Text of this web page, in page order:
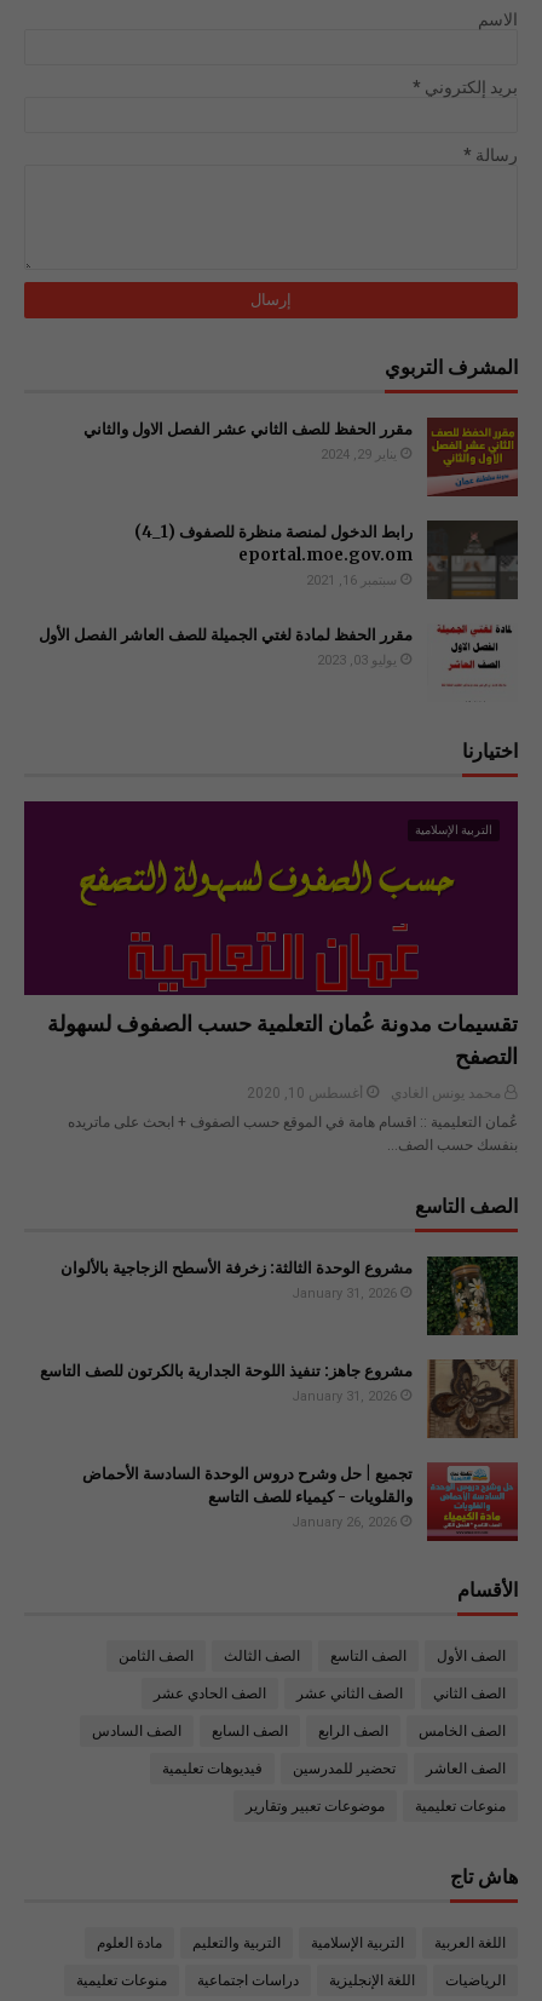
الاسم
بريد إلكتروني *
رسالة *
المشرف التربوي
مقرر الحفظ للصف الثاني عشر الفصل الاول والثاني
يناير 29, 2024
رابط الدخول لمنصة منظرة للصفوف (1_4)
سبتمبر 16, 2021
مقرر الحفظ لمادة لغتي الجميلة للصف العاشر الفصل الأول
يوليو 03, 2023
اختيارنا
التربية الإسلامية
تقسيمات مدونة عُمان التعلمية حسب الصفوف لسهولة
التصفح
محمد يونس الغادي
أغسطس 10, 2020
عُمان التعليمية :: اقسام هامة في الموقع حسب الصفوف + ابحث على ماتريده
بنفسك حسب الصف…
الصف التاسع
مشروع الوحدة الثالثة: زخرفة الأسطح الزجاجية بالألوان
January 31, 2026
مشروع جاهز: تنفيذ اللوحة الجدارية بالكرتون للصف التاسع
January 31, 2026
تجميع | حل وشرح دروس الوحدة السادسة الأحماض
والقلويات - كيمياء للصف التاسع
January 26, 2026
الأقسام
الصف الأول الصف التاسع الصف الثالث الصف الثامن
الصف الثاني الصف الثاني عشر الصف الحادي عشر
الصف الخامس الصف الرابع الصف السابع الصف السادس
الصف العاشر تحضير للمدرسين فيديوهات تعليمية
منوعات تعليمية موضوعات تعبير وتقارير
هاش تاج
اللغة العربية التربية الإسلامية التربية والتعليم مادة العلوم
الرياضيات اللغة الإنجليزية دراسات اجتماعية منوعات تعليمية